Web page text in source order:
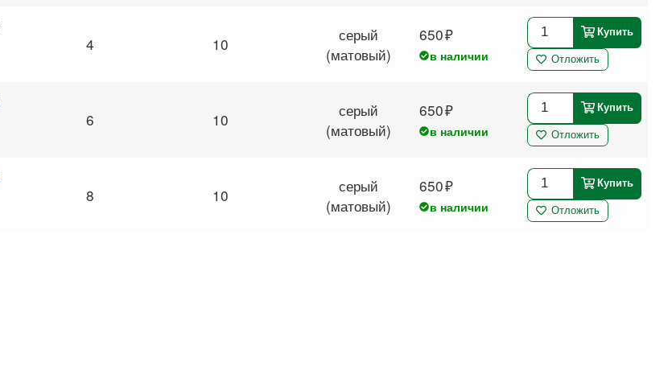
4 10
серый
(матовый)
650
в наличии
Купить
Отложить
6 10
серый
(матовый)
650
в наличии
Купить
Отложить
8 10
серый
(матовый)
650
в наличии
Купить
Отложить